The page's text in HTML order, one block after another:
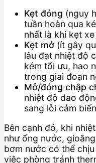
Kẹt đóng (nguy
tuần hoàn qua
nhất là khi kẹt
Kẹt mở (ít gây
lâu đạt nhiệt độ
kém tối ưu, hao
trong giai đoạn
Mở/đóng chập
nhiệt độ dao
sang lỗi cảm
Bên cạnh đó, khi
như ống nước,
bơm nước có thể
việc phòng tránh